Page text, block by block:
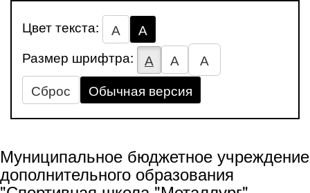
Цвет текста: А
А
Размер шрифтра:
А А
А
Сброс
Обычная версия
Муниципальное бюджетное учреждение
дополнительного образования